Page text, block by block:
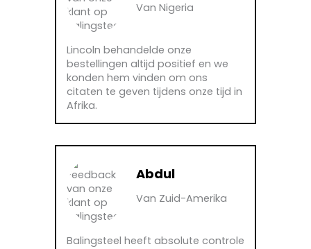
Van Nigeria
Lincoln behandelde onze
bestellingen altijd positief en we
konden hem vinden om ons
citaten te geven tijdens onze tijd in
Afrika.
Abdul
Van Zuid-Amerika
Balingsteel heeft absolute controle